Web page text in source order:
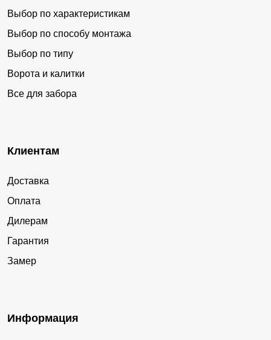
Выбор по характеристикам
Выбор по способу монтажа
Выбор по типу
Ворота и калитки
Все для забора
Клиентам
Доставка
Оплата
Дилерам
Гарантия
Замер
Информация